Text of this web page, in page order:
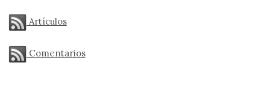
Artículos
Comentarios